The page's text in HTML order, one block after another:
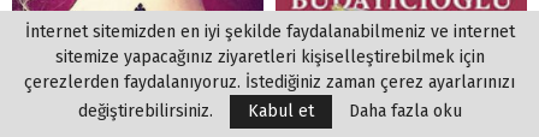
İnternet sitemizden en iyi şekilde faydalanabilmeniz ve internet
sitemize yapacağınız ziyaretleri kişiselleştirebilmek için
çerezlerden faydalanıyoruz. İstediğiniz zaman çerez ayarlarınızı
değiştirebilirsiniz.
Kabul et Daha fazla oku